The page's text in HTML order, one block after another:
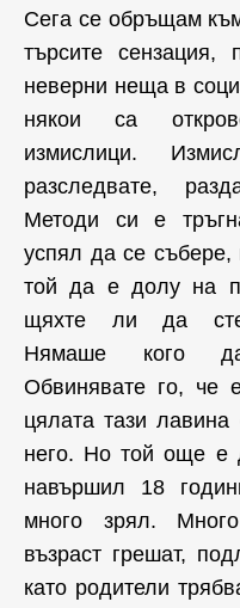
Сега се обръщам
търсите сензация,
неверни неща в
някои са
измислици.
разследвате,
Методи си е
успял да се
той да е долу на
щяхте ли да сте
Нямаше кого да
Обвинявате го, че
цялата тази
него. Но той още е
навършил 18
много зрял.
възраст грешат,
като родители